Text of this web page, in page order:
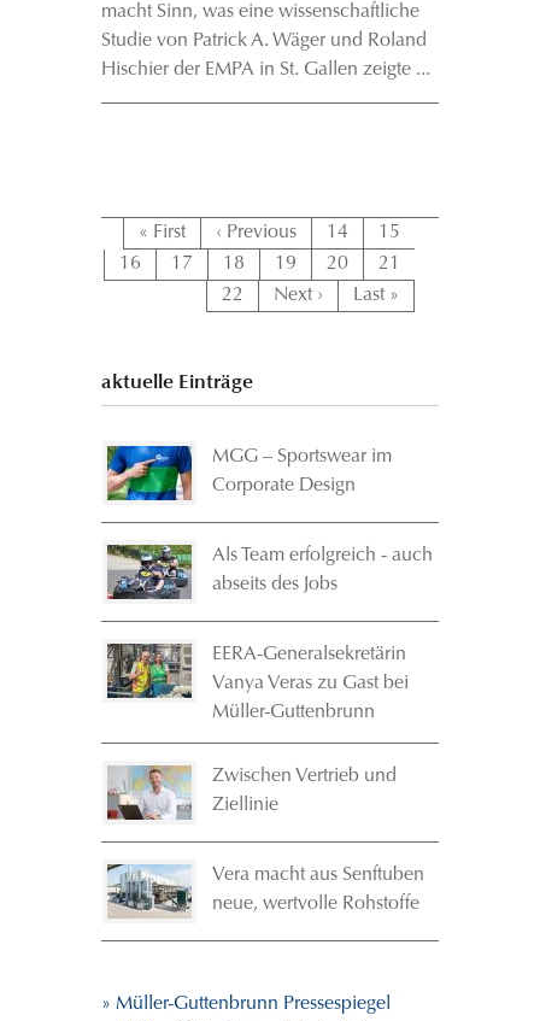
macht Sinn, was eine wissenschaftliche
Studie von Patrick A. Wäger und Roland
Hischier der EMPA in St. Gallen zeigte ...
« First ‹ Previous 14
15
16
17 18 19 20
21
22
Next › Last »
aktuelle Einträge
MGG – Sportswear im
Corporate Design
Als Team erfolgreich - auch
abseits des Jobs
EERA-Generalsekretärin
Vanya Veras zu Gast bei
Müller-Guttenbrunn
Zwischen Vertrieb und
Ziellinie
Vera macht aus Senftuben
neue, wertvolle Rohstoffe
» Müller-Guttenbrunn Pressespiegel